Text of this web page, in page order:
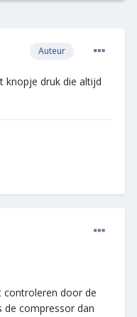
Auteur
knopje druk die altijd
controleren door de
de compressor dan